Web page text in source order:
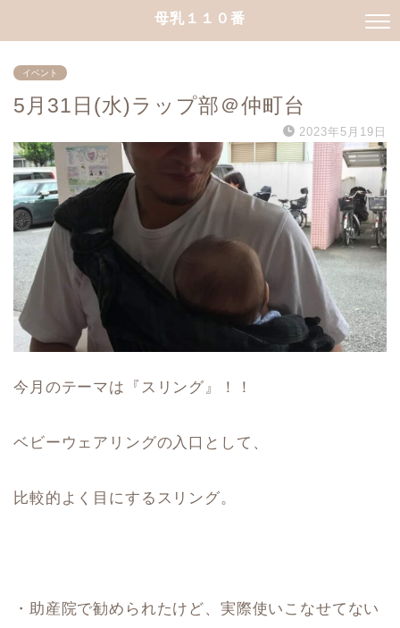
母乳１１０番
イベント
5月31日(水)ラップ部＠仲町台
2023年5月19日
今月のテーマは『スリング』！！
ベビーウェアリングの入口として、
比較的よく目にするスリング。
・助産院で勧められたけど、実際使いこなせてない